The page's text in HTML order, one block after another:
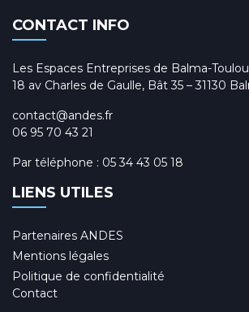
CONTACT INFO
Les Espaces Entreprises de Balma-
18 av Charles de Gaulle, Bât 35 – 31130
contact@andes.fr
06 95 70 43 21
Par téléphone : 05 34 43 05 18
LIENS UTILES
Partenaires ANDES
Mentions légales
Politique de confidentialité
Contact